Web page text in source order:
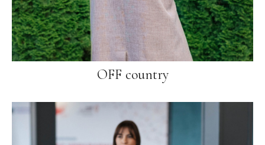
OFF country